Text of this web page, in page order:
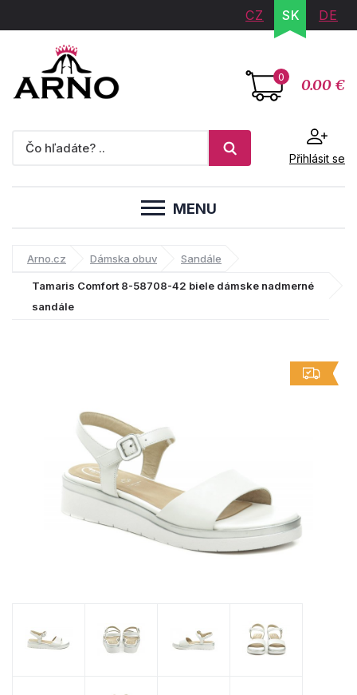
CZ SK DE
0 0.00 €
Přihlásit se
MENU
Arno.cz Dámska obuv Sandále
Tamaris Comfort 8-58708-42 biele dámske nadmerné
sandále